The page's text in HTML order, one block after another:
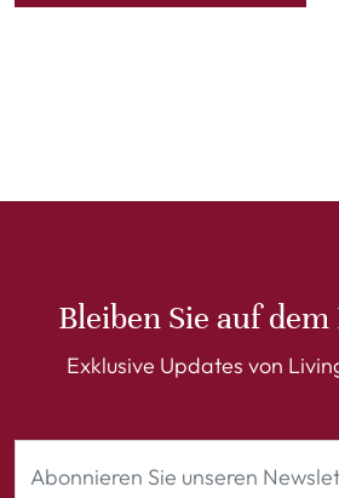
Bleiben Sie auf
Exklusive Updates von